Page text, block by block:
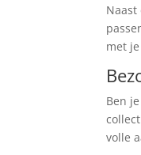
met
Ben
volle